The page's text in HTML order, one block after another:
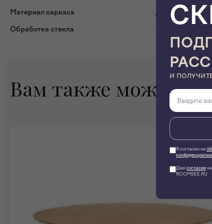
Материал каркаса Дерево / массив
Обработка стекла
Вам также можетИ
Я согласен на
Даюсогласие
ROOMSEE.RU